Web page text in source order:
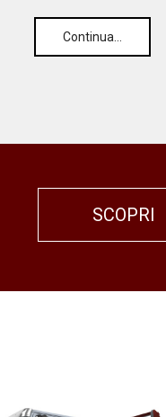
Continua…
SCOPRI